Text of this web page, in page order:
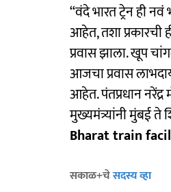
“वंदे भारत ट्रेन ही
आहेत, तशा प्रकारची
प्रवास झाला. खूप
आजचा प्रवास
आहेत. पंतप्रधान
मुख्यमंत्र्यांनी मुंबई ते
Bharat train
सकाळ+चेसदस्य व्हा